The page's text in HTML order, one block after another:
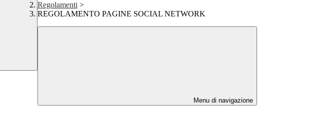
Regolamenti >
REGOLAMENTO PAGINE SOCIAL NETWORK
Menu di navigazione